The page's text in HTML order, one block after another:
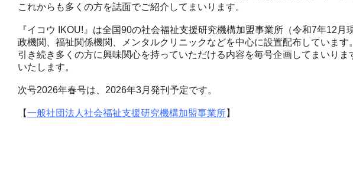
これからも多くの方を誌面でご紹介してまいります。
『イコウ IKOU!』は全国90の社会福祉支援研究機構加盟事業所（令和7年12月
政機関、福祉関係機関、メンタルクリニックなどを中心に設置配布しています。
引き続き多くの方に興味関心を持っていただける内容を毎号企画してまいりま
いたします。
次号2026年春号は、2026年3月発刊予定です。
【一般社団法人社会福祉支援研究機構加盟事業所】